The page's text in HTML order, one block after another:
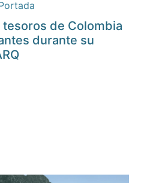
de Colombia
durante su